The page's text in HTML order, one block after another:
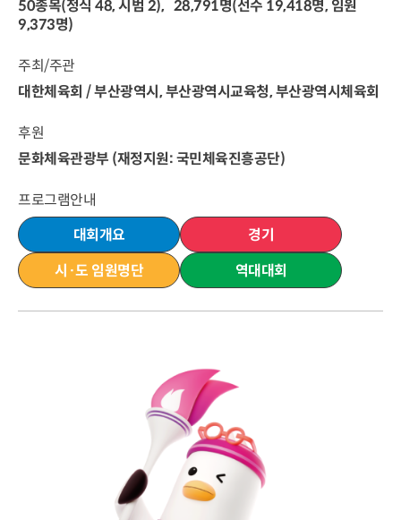
50종목(정식 48, 시범 2), 28,791명(선수 19,418명, 임원
9,373명)
주최/주관
대한체육회 / 부산광역시, 부산광역시교육청, 부산광역시체육회
후원
문화체육관광부 (재정지원: 국민체육진흥공단)
프로그램안내
대회개요
경기
시·도 임원명단
역대대회